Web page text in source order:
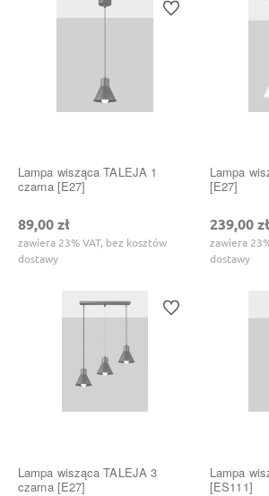
Lampa wisząca TALEJA 1
czarna [E27]
89,00 zł
zawiera 23% VAT, bez kosztów
dostawy
Do ulubionych
Lampa
[E27]
239,00 zł
zawiera
dostawy
Lampa wisząca TALEJA 3
czarna [E27]
Do ulubionych
Lampa
[ES111]